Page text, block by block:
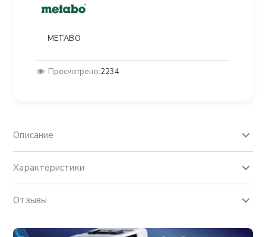
METABO
Просмотрено:2234
Описание
Характеристики
Отзывы